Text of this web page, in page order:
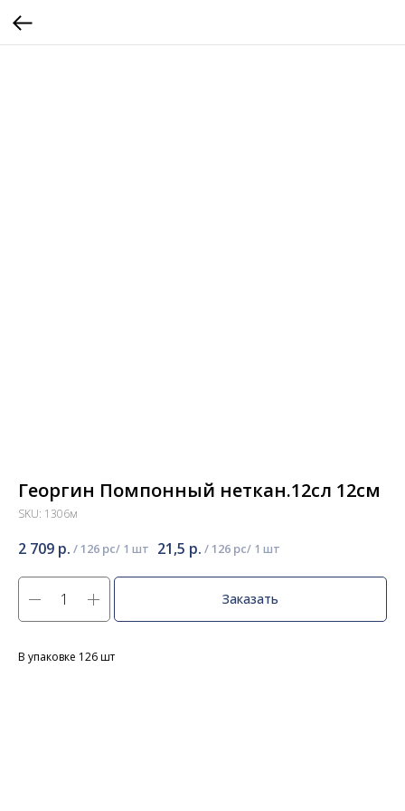
Георгин Помпонный неткан.12сл 12см
SKU: 1306м
2 709 р. / 126 pc 21,5 р. / 126 pc
Заказать
В упаковке 126 шт